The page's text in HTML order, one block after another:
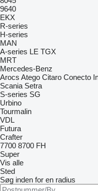
9640
EKX
R-series
H-series
MAN
A-series LE TGX
MRT
Mercedes-Benz
Arocs Atego Citaro Conecto
Scania Setra
S-series SG
Urbino
Tourmalin
VDL
Futura
Crafter
7700 8700 FH
Super
Vis alle
Sted
Søg inden for en radius